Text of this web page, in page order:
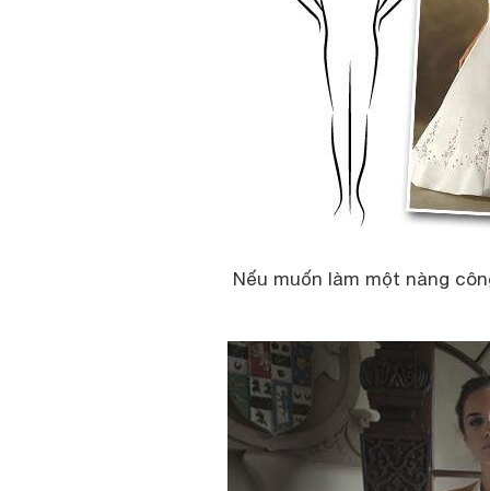
Nếu muốn làm một nàng